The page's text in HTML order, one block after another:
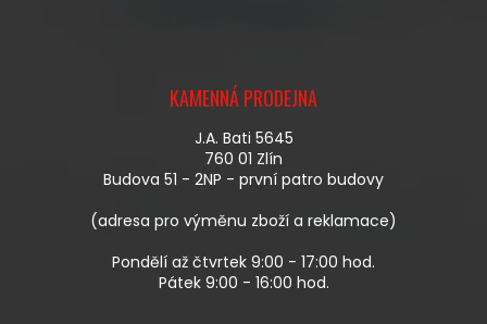
KAMENNÁ PRODEJNA
J.A. Bati 5645
760 01 Zlín
Budova 51 - 2NP - první patro budovy
(adresa pro výměnu zboží a reklamace)
Pondělí až čtvrtek 9:00 - 17:00 hod.
Pátek 9:00 - 16:00 hod.